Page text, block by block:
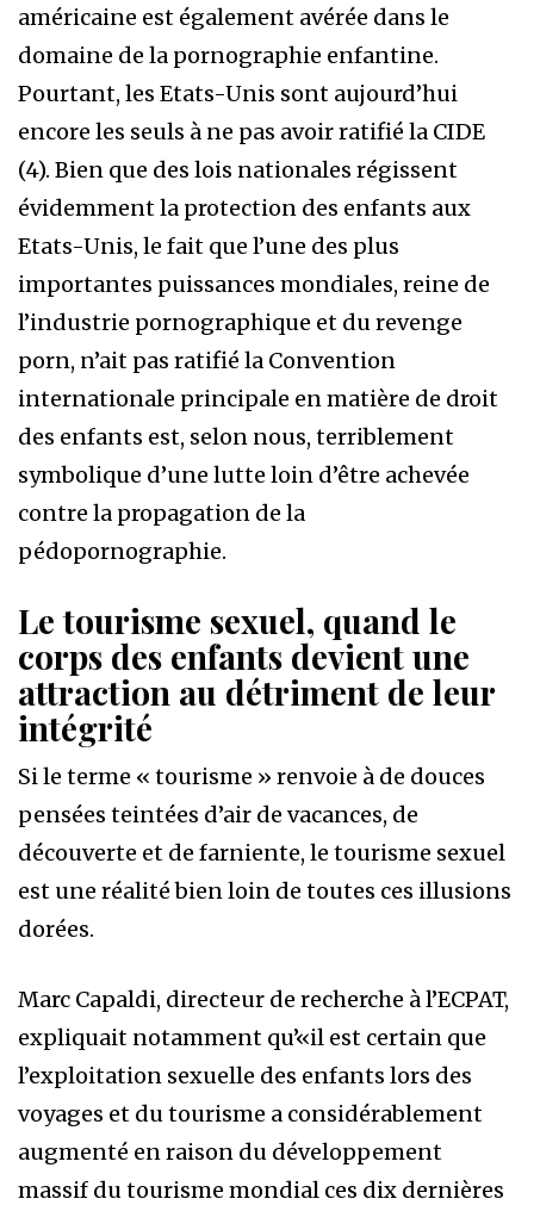
américaine est également avérée dans le
domaine de la pornographie enfantine.
Pourtant, les Etats-Unis sont aujourd’hui
encore les seuls à ne pas avoir ratifié la CIDE
(4). Bien que des lois nationales régissent
évidemment la protection des enfants aux
Etats-Unis, le fait que l’une des plus
importantes puissances mondiales, reine de
l’industrie pornographique et du revenge
porn, n’ait pas ratifié la Convention
internationale principale en matière de droit
des enfants est, selon nous, terriblement
symbolique d’une lutte loin d’être achevée
contre la propagation de la
pédopornographie.
Le tourisme sexuel, quand le
corps des enfants devient une
attraction au détriment de leur
intégrité
Si le terme « tourisme » renvoie à de douces
pensées teintées d’air de vacances, de
découverte et de farniente, le tourisme sexuel
est une réalité bien loin de toutes ces illusions
dorées.
Marc Capaldi, directeur de recherche à l’ECPAT,
expliquait notamment qu’«il est certain que
l’exploitation sexuelle des enfants lors des
voyages et du tourisme a considérablement
augmenté en raison du développement
massif du tourisme mondial ces dix dernières